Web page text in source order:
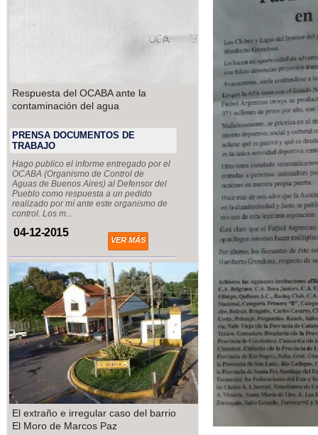
Respuesta del OCABA ante la
contaminación del agua
PRENSA DOCUMENTOS DE
TRABAJO
Hago publico el informe entregado por el
OCABA (Organismo de Control de
Aguas de Buenos Aires) al Defensor del
Pueblo como respuesta a un pedido
realizado por mí ante este organismo de
control. Los m...
04-12-2015
VER MÁS
El extraño e irregular caso del barrio
El Moro de Marcos Paz